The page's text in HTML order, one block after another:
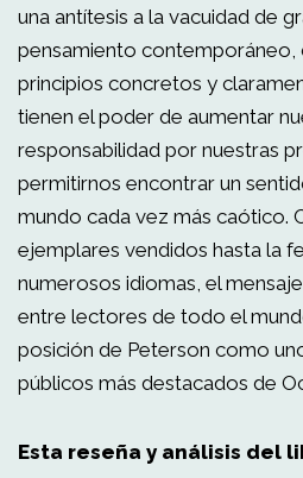
una antítesis a la vacuidad de
pensamiento contemporáneo,
principios concretos y
tienen el poder de aumentar
responsabilidad por nuestras
permitirnos encontrar un
mundo cada vez más caótico.
ejemplares vendidos hasta la
numerosos idiomas, el
entre lectores de todo el
posición de Peterson como
públicos más destacados de
Esta reseña y análisis del